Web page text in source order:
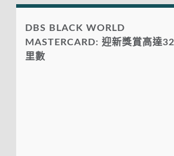
DBS BLACK WORLD
MASTERCARD: 迎新獎賞高達
里數